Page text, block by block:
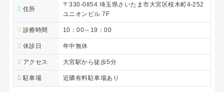
住所
〒330-0854 埼玉県さいたま市大宮区桜木町4-252
ユニオンビル 7F
診療時間 10：00～19：00
休診日 年中無休
アクセス 大宮駅から徒歩5分
駐車場 近隣有料駐車場あり